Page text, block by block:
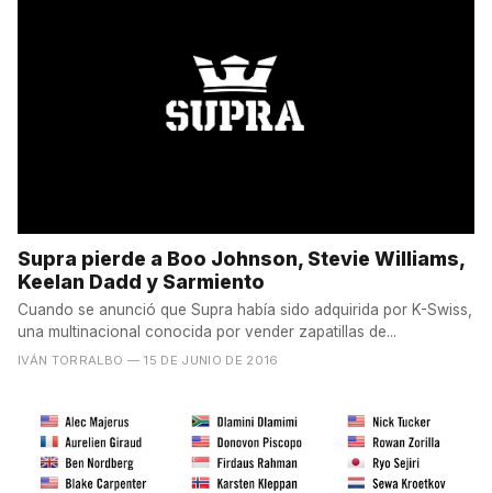
Supra pierde a Boo Johnson, Stevie Williams,
Keelan Dadd y Sarmiento
Cuando se anunció que Supra había sido adquirida por K-Swiss,
una multinacional conocida por vender zapatillas de...
IVÁN TORRALBO — 15 DE JUNIO DE 2016